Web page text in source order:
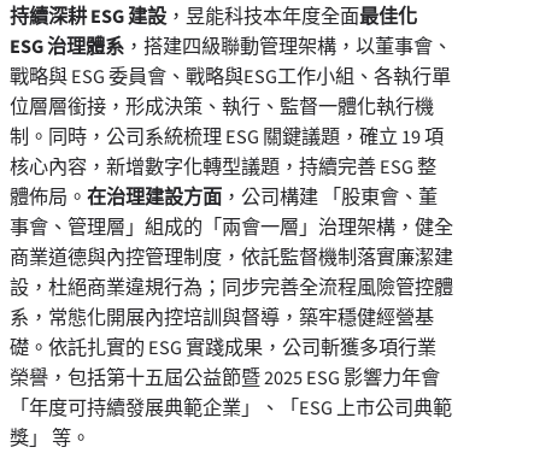
持續深耕 ESG 建設，昱能科技本年度全面最佳化
ESG 治理體系 ，搭建四級聯動管理架構，以董事會、
戰略與 ESG 委員會、戰略與ESG工作小組、各執行單
位層層銜接，形成決策、執行、監督一體化執行機
制。同時，公司系統梳理 ESG 關鍵議題，確立 19 項
核心內容，新增數字化轉型議題，持續完善 ESG 整
體佈局。 在治理建設方面 ，公司構建 「股東會、董
事會、管理層」組成的「兩會一層」治理架構，健全
商業道德與內控管理制度，依託監督機制落實廉潔建
設，杜絕商業違規行為；同步完善全流程風險管控體
系，常態化開展內控培訓與督導，築牢穩健經營基
礎。依託扎實的 ESG 實踐成果，公司斬獲多項行業
榮譽，包括第十五屆公益節暨 2025 ESG 影響力年會
「年度可持續發展典範企業」、「ESG 上市公司典範
獎」 等。